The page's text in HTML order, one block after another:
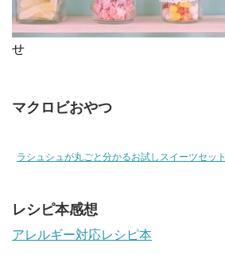
せ
マクロビおやつ
ラシュシュが丸ごと分かるお試しスイーツセット
レシピ本感想
アレルギー対応レシピ本